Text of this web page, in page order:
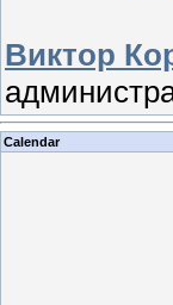
Виктор
Calendar